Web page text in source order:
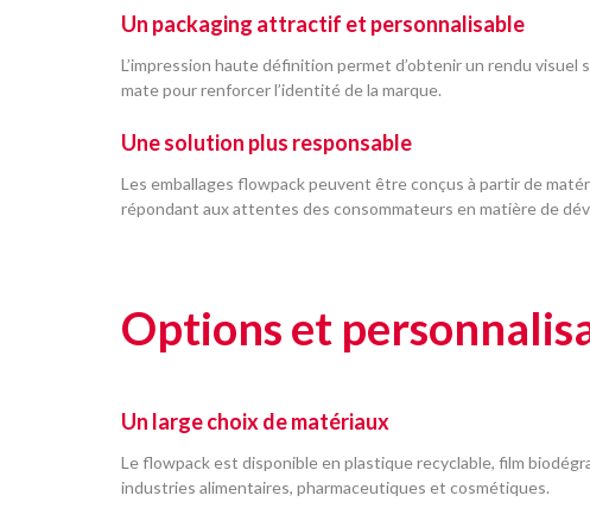
Un packaging attractif et personnalisable
L’impression haute définition permet d’obtenir un rendu
mate pour renforcer l’identité de la marque.
Une solution plus responsable
Les emballages flowpack peuvent être conçus à partir de
répondant aux attentes des consommateurs en matière de
Options et
Un large choix de matériaux
Le flowpack est disponible en plastique recyclable, film
industries alimentaires, pharmaceutiques et cosmétiques.